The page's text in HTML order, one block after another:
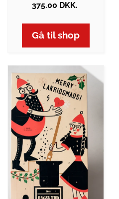
375.00 DKK.
Gå til shop